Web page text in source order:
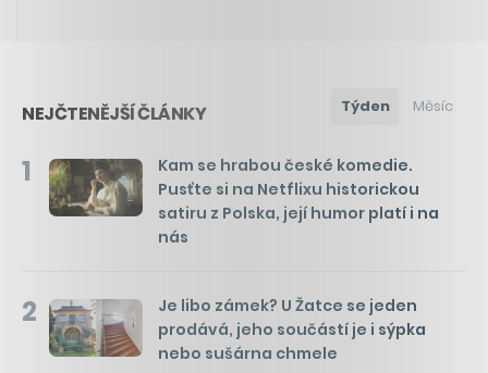
NEJČTENĚJŠÍ ČLÁNKY Týden Měsíc
1
Kam se hrabou české komedie.
Pusťte si na Netflixu historickou
satiru z Polska, její humor platí i na
nás
2
Je libo zámek? U Žatce se jeden
prodává, jeho součástí je i sýpka
nebo sušárna chmele